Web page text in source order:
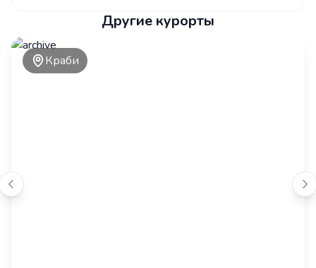
Другие курорты
Краби